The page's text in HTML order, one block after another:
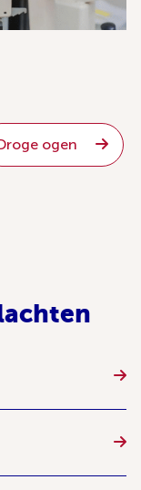
ogen